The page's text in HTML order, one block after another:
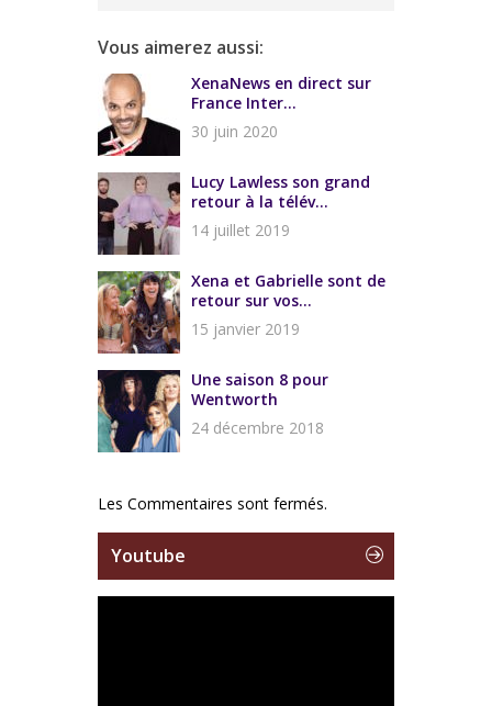
Vous aimerez aussi:
XenaNews en direct sur
France Inter...
30 juin 2020
Lucy Lawless son grand
retour à la télév...
14 juillet 2019
Xena et Gabrielle sont de
retour sur vos...
15 janvier 2019
Une saison 8 pour
Wentworth
24 décembre 2018
Les Commentaires sont fermés.
Youtube